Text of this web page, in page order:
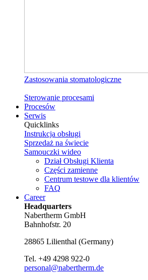
Zastosowania stomatologiczne
Sterowanie procesami
Procesów
Serwis
Quicklinks
Instrukcja obsługi
Sprzedaż na świecie
Samouczki wideo
Dział Obsługi Klienta
Części zamienne
Centrum testowe dla klientów
FAQ
Career
Headquarters
Nabertherm GmbH
Bahnhofstr. 20
28865 Lilienthal (Germany)
Tel. +49 4298 922-0
personal@nabertherm.de